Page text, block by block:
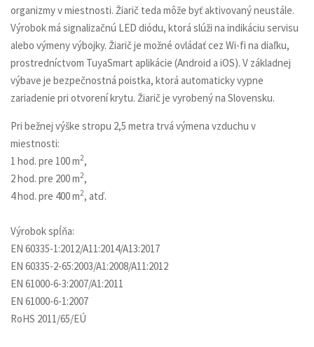
organizmy v miestnosti. Žiarič teda môže byť aktivovaný neustále.
Výrobok má signalizačnú LED diódu, ktorá slúži na indikáciu servisu
alebo výmeny výbojky. Žiarič je možné ovládať cez Wi-fi na diaľku,
prostredníctvom TuyaSmart aplikácie (Android a iOS). V základnej
výbave je bezpečnostná poistka, ktorá automaticky vypne
zariadenie pri otvorení krytu. Žiarič je vyrobený na Slovensku.
Pri bežnej výške stropu 2,5 metra trvá výmena vzduchu v
miestnosti:
1 hod. pre 100 m2,
2 hod. pre 200 m2,
4 hod. pre 400 m2, atď.
Výrobok spĺňa:
EN 60335-1:2012/A11:2014/A13:2017
EN 60335-2-65:2003/A1:2008/A11:2012
EN 61000-6-3:2007/A1:2011
EN 61000-6-1:2007
RoHS 2011/65/EÚ